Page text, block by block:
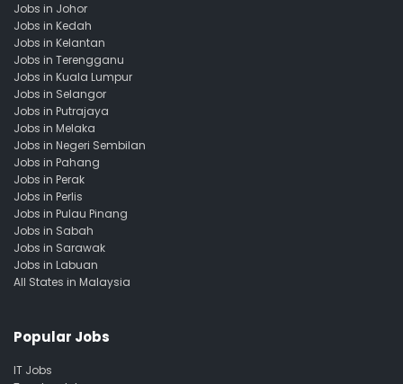
Jobs in Johor
Jobs in Kedah
Jobs in Kelantan
Jobs in Terengganu
Jobs in Kuala Lumpur
Jobs in Selangor
Jobs in Putrajaya
Jobs in Melaka
Jobs in Negeri Sembilan
Jobs in Pahang
Jobs in Perak
Jobs in Perlis
Jobs in Pulau Pinang
Jobs in Sabah
Jobs in Sarawak
Jobs in Labuan
All States in Malaysia
Popular Jobs
IT Jobs